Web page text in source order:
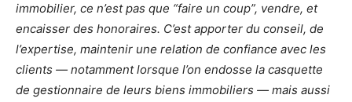
immobilier, ce n’est pas que “faire un coup”, vendre, et
encaisser des honoraires. C’est apporter du conseil, de
l’expertise, maintenir une relation de confiance avec les
clients — notamment lorsque l’on endosse la casquette
de gestionnaire de leurs biens immobiliers — mais aussi